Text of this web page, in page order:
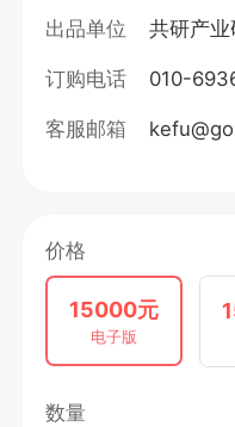
出品单位 共研产
订购电话 010-
客服邮箱
价格
15000元
电子版
数量